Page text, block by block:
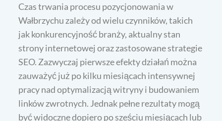
Czas trwania procesu pozycjonowania w
Wałbrzychu zależy od wielu czynników, takich
jak konkurencyjność branży, aktualny stan
strony internetowej oraz zastosowane strategie
SEO. Zazwyczaj pierwsze efekty działań można
zauważyć już po kilku miesiącach intensywnej
pracy nad optymalizacją witryny i budowaniem
linków zwrotnych. Jednak pełne rezultaty mogą
być widoczne dopiero po sześciu miesiącach lub